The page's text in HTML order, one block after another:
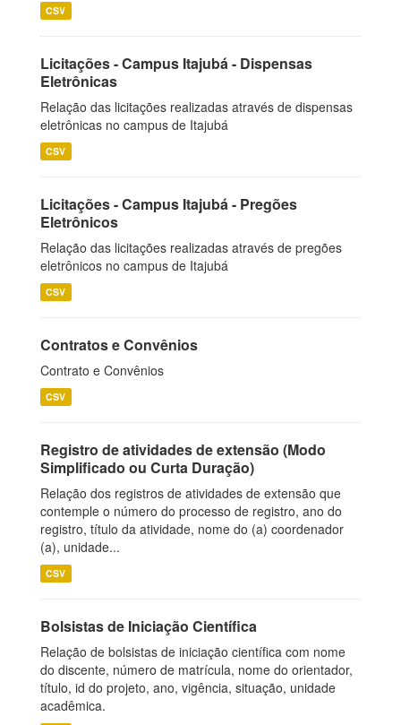
CSV
Licitações - Campus Itajubá - Dispensas
Eletrônicas
Relação das licitações realizadas através de dispensas
eletrônicas no campus de Itajubá
CSV
Licitações - Campus Itajubá - Pregões
Eletrônicos
Relação das licitações realizadas através de pregões
eletrônicos no campus de Itajubá
CSV
Contratos e Convênios
Contrato e Convênios
CSV
Registro de atividades de extensão (Modo
Simplificado ou Curta Duração)
Relação dos registros de atividades de extensão que
contemple o número do processo de registro, ano do
registro, título da atividade, nome do (a) coordenador
(a), unidade...
CSV
Bolsistas de Iniciação Científica
Relação de bolsistas de iniciação científica com nome
do discente, número de matrícula, nome do orientador,
título, id do projeto, ano, vigência, situação, unidade
acadêmica.